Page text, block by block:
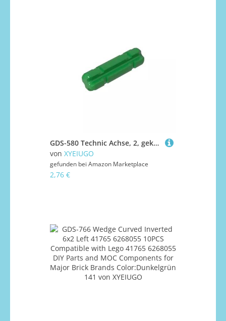
GDS-580 Technic Achse, 2, gekerbt, 50 Stück, kompatibel mit Lego 32062 DIY-Teilen und MOC-Komponenten für große Ziegelmarken, Farbe:Grün 28
von XYEIUGO
gefunden bei Amazon Marketplace
2,76 €